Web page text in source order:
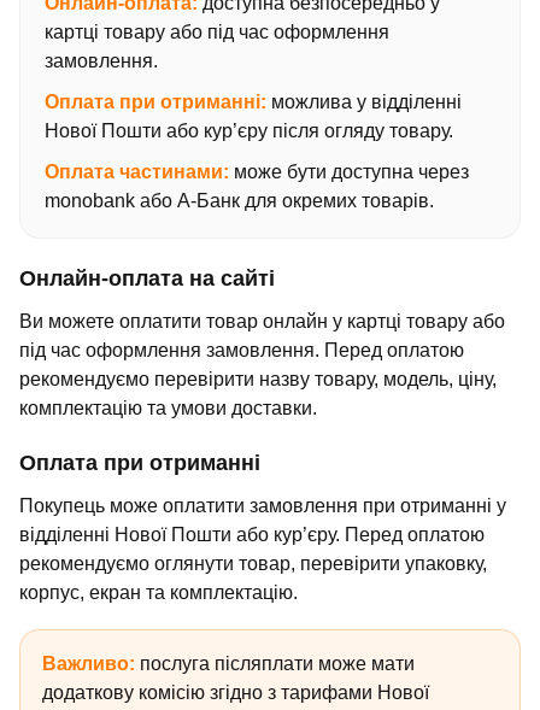
картці товару або під час оформлення
замовлення.
Оплата при отриманні: можлива у відділенні
Нової Пошти або кур’єру після огляду товару.
Оплата частинами: може бути доступна через
monobank або А-Банк для окремих товарів.
Онлайн-оплата на сайті
Ви можете оплатити товар онлайн у картці товару або
під час оформлення замовлення. Перед оплатою
рекомендуємо перевірити назву товару, модель, ціну,
комплектацію та умови доставки.
Оплата при отриманні
Покупець може оплатити замовлення при отриманні у
відділенні Нової Пошти або кур’єру. Перед оплатою
рекомендуємо оглянути товар, перевірити упаковку,
корпус, екран та комплектацію.
Важливо: послуга післяплати може мати
додаткову комісію згідно з тарифами Нової